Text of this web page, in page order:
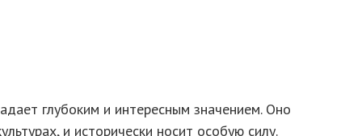
глубоким и интересным значением. Оно
и исторически носит особую силу.